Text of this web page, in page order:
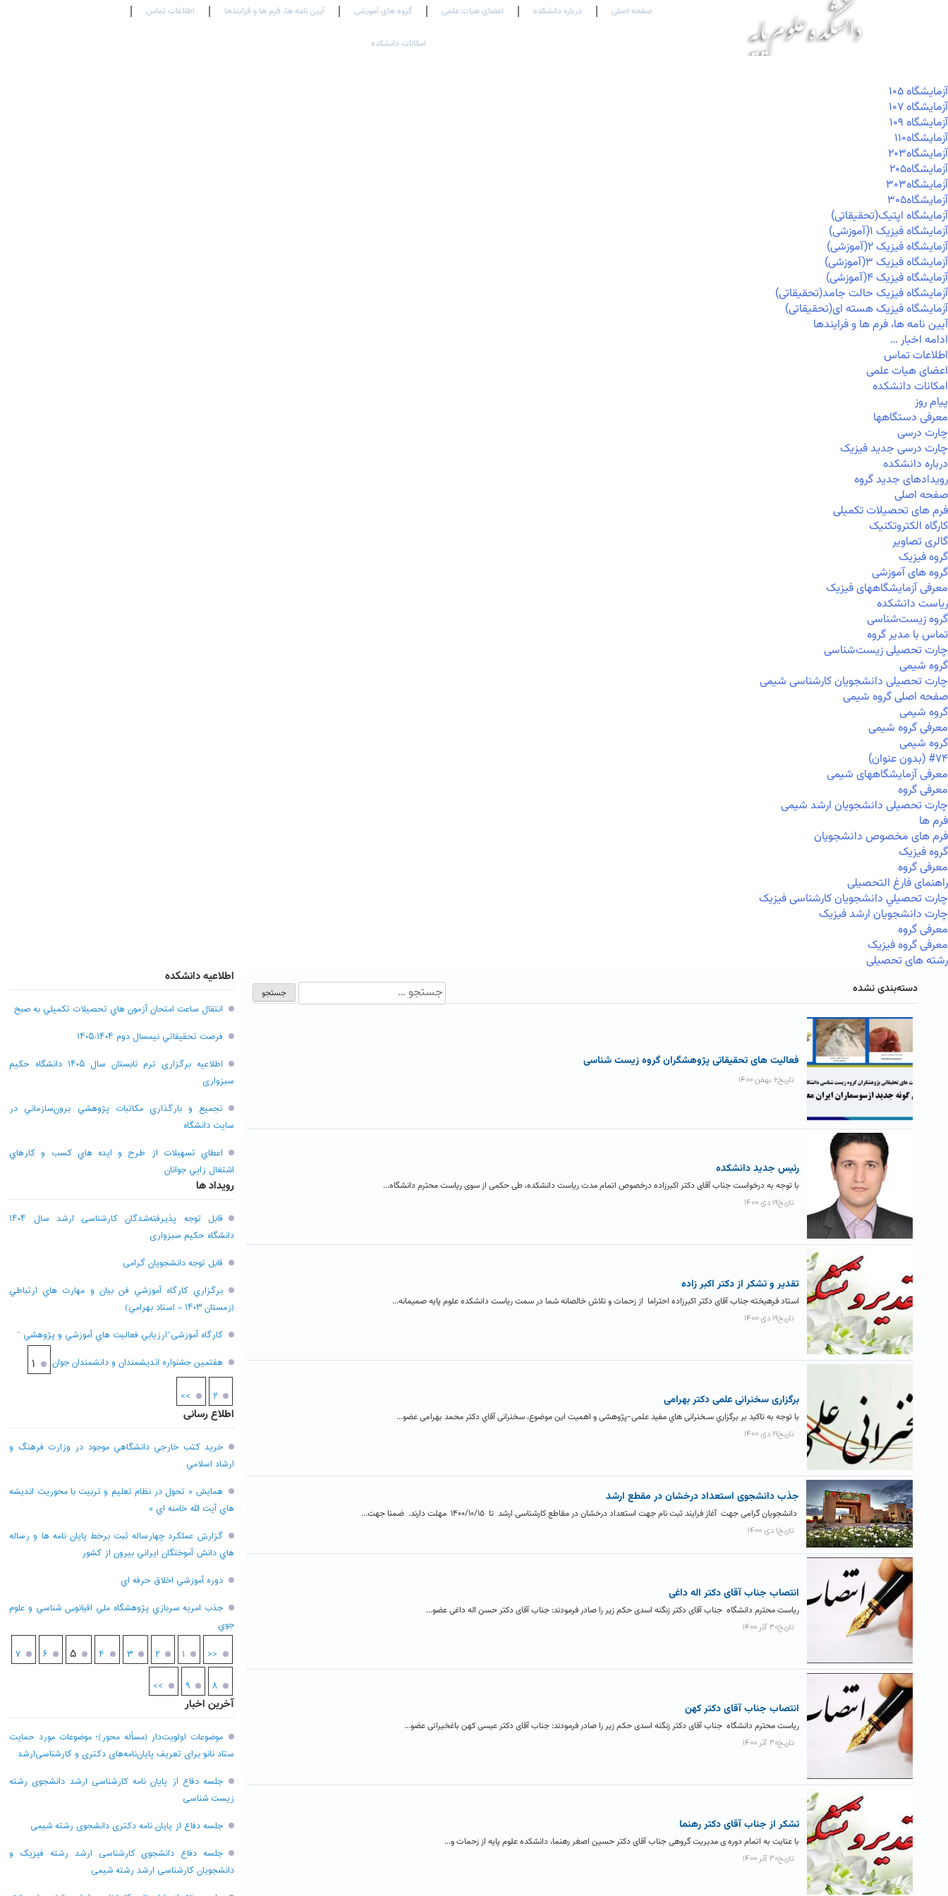
صفحه اصلی درباره دانشکده اعضای هیات علمی گروه های آموزشی آیین نامه ها، فرم ها و فرایندها اطلاعات تماس
امکانات دانشکده
آزمايشگاه ۱۰۵
آزمايشگاه ۱۰۷
آزمايشگاه ۱۰۹
آزمايشگاه۱۱۰
آزمايشگاه۲۰۳
آزمايشگاه۲۰۵
آزمايشگاه۳۰۳
آزمايشگاه۳۰۵
آزمایشگاه اپتیک(تحقیقاتی)
آزمایشگاه فیزیک ۱(آموزشی)
آزمایشگاه فیزیک ۲(آموزشی)
آزمایشگاه فیزیک ۳(آموزشی)
آزمایشگاه فیزیک ۴(آموزشی)
آزمایشگاه فیزیک حالت جامد(تحقیقاتی)
آزمایشگاه فیزیک هسته ای(تحقیقاتی)
آیین نامه ها، فرم ها و فرایندها
ادامه اخبار …
اطلاعات تماس
اعضای هیات علمی
امکانات دانشکده
پیام روز
معرفی دستگاهها
چارت درسی
چارت درسی جدید فیزیک
درباره دانشکده
رویدادهای جدید گروه
صفحه اصلی
فرم های تحصیلات تکمیلی
کارگاه الکتروتکنیک
گالری تصاویر
گروه فیزیک
گروه های آموزشی
معرفی آزمایشگاههای فیزیک
ریاست دانشکده
گروه زیست‌شناسی
تماس با مدیر گروه
چارت تحصیلی زیست‌شناسی
گروه شیمی
چارت تحصیلی دانشجویان کارشناسی شیمی
صفحه اصلی گروه شیمی
گروه شیمی
معرفی گروه شیمی
گروه شیمی
#۷۴ (بدون عنوان)
معرفی آزمایشگاههای شیمی
معرفی گروه
چارت تحصیلی دانشجویان ارشد شیمی
فرم ها
فرم های مخصوص دانشجویان
گروه فیزیک
معرفی گروه
راهنمای فارغ التحصیلی
چارت تحصيلي دانشجویان کارشناسی فیزیک
چارت دانشجویان ارشد فیزیک
معرفی گروه
معرفی گروه فیزیک
رشته های تحصیلی
دسته‌بندی نشده
فعالیت های تحقیقاتی پژوهشگران گروه زیست شناسی
تاریخ۶ بهمن ۱۴۰۰
رئیس جدید دانشکده
با توجه به درخواست جناب آقای دکتر اکبرزاده درخصوص اتمام مدت ریاست دانشکده، طی حکمی از سوی ریاست محترم دانشگاه...
تاریخ۱۹ دی ۱۴۰۰
تقدیر و تشکر از دکتر اکبر زاده
استاد فرهیخته جناب آقای دکتر اکبرزاده احتراما از زحمات و تلاش خالصانه شما در سمت ریاست دانشکده علوم پایه صمیمانه...
تاریخ۱۹ دی ۱۴۰۰
برگزاری سخنرانی علمی دکتر بهرامی
با توجه به تاکید بر برگزاري سـخنرانی هاي مفید علمی-پژوهشی و اهمیت این موضوع، سخنرانی آقاي دکتر محمد بهرامی عضو...
تاریخ۱۹ دی ۱۴۰۰
جذب دانشجوی استعداد درخشان در مقطع ارشد
دانشجویان گرامی جهت آغاز فرایند ثبت نام جهت استعداد درخشان در مقاطع کارشناسی ارشد تا ۱۴۰۰/۱۰/۱۵ مهلت دارند. ضمنا جهت...
تاریخ۱ دی ۱۴۰۰
انتصاب جناب آقای دکتر اله داغی
ریاست محترم دانشگاه جناب آقای دکتر زنگنه اسدی حکم زیر را صادر فرمودند: جناب آقای دکتر حسن اله داغی عضو...
تاریخ۳۰ آذر ۱۴۰۰
انتصاب جناب آقای دکتر کهن
ریاست محترم دانشگاه جناب آقای دکتر زنگنه اسدی حکم زیر را صادر فرمودند: جناب آقای دکتر عیسی کهن باغخیراتی عضو...
تاریخ۳۰ آذر ۱۴۰۰
تشکر از جناب آقای دکتر رهنما
با عنایت به اتمام دوره ی مدیریت گروهی جناب آقای دکتر حسین اصغر رهنما، دانشکده علوم پایه از زحمات و...
تاریخ۳۰ آذر ۱۴۰۰
اطلاعیه دانشکده
انتقال ساعت امتحان آزمون هاي تحصيلات تکميلي به صبح
فرصت تحقيقاتي نیمسال دوم ۱۴۰۴-۱۴۰۵
اطلاعیه برگزاری ترم تابستان سال ۱۴۰۵ دانشگاه حکیم
سبزواری
تجميع و بارگذاري مکاتبات پژوهشي برون‌سازماني در
سايت دانشگاه
اعطاي تسهيلات از طرح و ايده هاي کسب و کارهاي
اشتغال زايي جوانان
رویداد ها
قابل توجه پذیرفته‌شدگان کارشناسی ارشد سال ۱۴۰۴
دانشگاه حکیم سبزواری
قابل توجه دانشجویان گرامی
برگزاري کارگاه آموزشي فن بيان و مهارت هاي ارتباطي
(زمستان ۱۴۰۳ – استاد بهرامي)
کارگاه آموزشی”ارزيابي فعاليت هاي آموزشي و پژوهشي “
هفتمين جشنواره انديشمندان و دانشمندان جوان
۱
۲ >>
اطلاع رسانی
خريد کتب خارجي دانشگاهي موجود در وزارت فرهنگ و
ارشاد اسلامي
همايش « تحول در نظام تعليم و تربيت با محوريت انديشه
هاي آيت الله خامنه اي »
گزارش عملکرد چهارساله ثبت برخط پايان نامه ها و رساله
هاي دانش آموختگان ايراني بيرون از کشور
دوره آموزشي اخلاق حرفه اي
جذب امريه سربازي پژوهشگاه ملي اقيانوس شناسي و علوم
جوي
<< ۱ ۲ ۳ ۴ ۵ ۶ ۷
۸ ۹ >>
آخرین اخبار
موضوعات اولویت‌دار (مسأله محور)؛ موضوعات مورد حمایت
ستاد نانو برای تعریف پایان‌نامه‌های دکتری و کارشناسی‌ارشد
جلسه دفاع از پایان نامه کارشناسی ارشد دانشجوی رشته
زیست شناسی
جلسه دفاع از پایان نامه دکتری دانشجوی رشته شیمی
جلسه دفاع دانشجوی کارشناسی ارشد رشته فیزیک و
دانشجویان کارشناسی ارشد رشته شیمی